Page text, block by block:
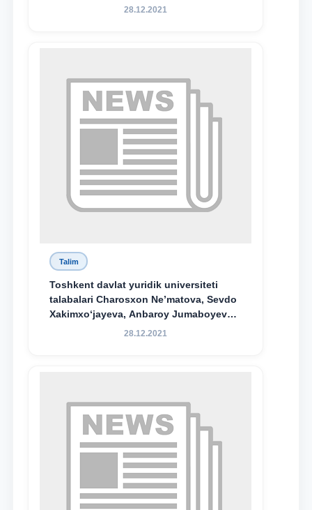
sodiqlikning oliy namunasidir”.
28.12.2021
Talim
Toshkent davlat yuridik universiteti
talabalari Charosxon Ne’matova, Sevdo
Xakimxo‘jayeva, Anbaroy Jumaboyeva
hamda TDYU qoshidagi M.S.Vosiqova
bo‘ldi.
28.12.2021